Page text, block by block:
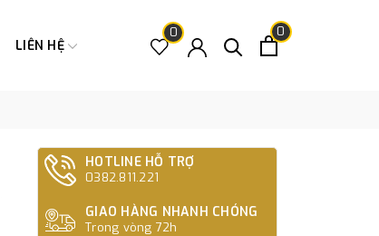
LIÊN HỆ
0 0
HOTLINE HỖ TRỢ
0382.811.221
GIAO HÀNG NHANH CHÓNG
Trong vòng 72h